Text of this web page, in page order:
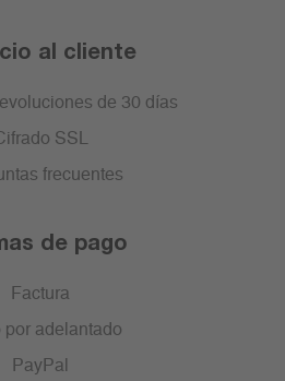
al cliente
de 30 días
SSL
frecuentes
de pago
Factura
por adelantado
PayPal